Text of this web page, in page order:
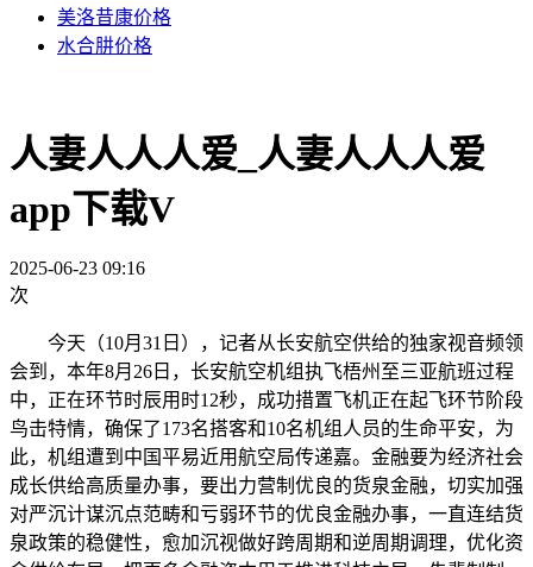
美洛昔康价格
水合肼价格
人妻人人人爱_人妻人人人爱
app下载V
2025-06-23 09:16
次
今天（10月31日），记者从长安航空供给的独家视音频领
会到，本年8月26日，长安航空机组执飞梧州至三亚航班过程
中，正在环节时辰用时12秒，成功措置飞机正在起飞环节阶段
鸟击特情，确保了173名搭客和10名机组人员的生命平安，为
此，机组遭到中国平易近用航空局传递嘉。金融要为经济社会
成长供给高质量办事，要出力营制优良的货泉金融，切实加强
对严沉计谋沉点范畴和亏弱环节的优良金融办事，一直连结货
泉政策的稳健性，愈加沉视做好跨周期和逆周期调理，优化资